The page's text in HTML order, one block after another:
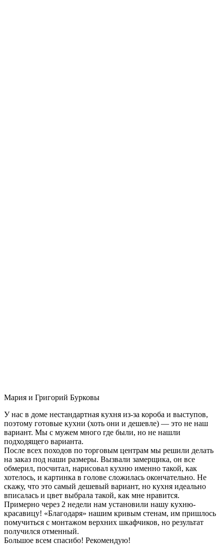
Мария и Григорий Бурковы
У нас в доме нестандартная кухня из-за короба и выступов,
поэтому готовые кухни (хоть они и дешевле) — это не наш
вариант. Мы с мужем много где были, но не нашли
подходящего варианта.
После всех походов по торговым центрам мы решили делать
на заказ под наши размеры. Вызвали замерщика, он все
обмерил, посчитал, нарисовал кухню именно такой, как
хотелось, и картинка в голове сложилась окончательно. Не
скажу, что это самый дешевый вариант, но кухня идеально
вписалась и цвет выбрала такой, как мне нравится.
Примерно через 2 недели нам установили нашу кухню-
красавицу! «Благодаря» нашим кривым стенам, им пришлось
помучиться с монтажом верхних шкафчиков, но результат
получился отменный.
Большое всем спасибо! Рекомендую!